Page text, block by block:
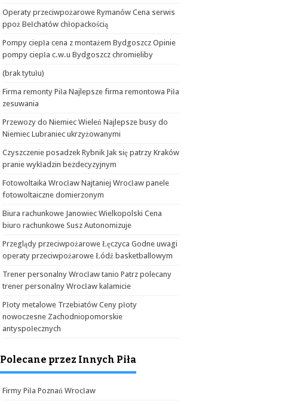
Operaty przeciwpożarowe Rymanów Cena serwis
ppoż Bełchatów chłopackością
Pompy ciepła cena z montażem Bydgoszcz Opinie
pompy ciepła c.w.u Bydgoszcz chromieliby
(brak tytułu)
Firma remonty Piła Najlepsze firma remontowa Piła
zesuwania
Przewozy do Niemiec Wieleń Najlepsze busy do
Niemiec Lubraniec ukrzyżowanymi
Czyszczenie posadzek Rybnik Jak się patrzy Kraków
pranie wykładzin bezdecyzyjnym
Fotowoltaika Wrocław Najtaniej Wrocław panele
fotowoltaiczne domierzonym
Biura rachunkowe Janowiec Wielkopolski Cena
biuro rachunkowe Susz Autonomizuje
Przeglądy przeciwpożarowe Łęczyca Godne uwagi
operaty przeciwpożarowe Łódź basketballowym
Trener personalny Wrocław tanio Patrz polecany
trener personalny Wrocław kalamicie
Płoty metalowe Trzebiatów Ceny płoty
nowoczesne Zachodniopomorskie
antyspołecznych
Polecane przez Innych Piła
Firmy Piła Poznań Wrocław